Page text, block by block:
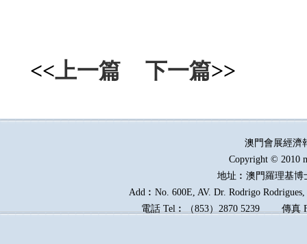
<<上一篇 下一篇>>
澳門會展經
Copyright © 2010
地址︰澳門羅理基博
Add︰No. 600E, AV. Dr. Rodrigo
電話 Tel︰（853）2870 5239傳真